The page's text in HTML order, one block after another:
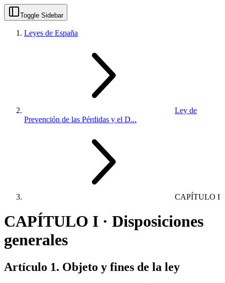
Toggle Sidebar
Leyes de España
Ley de
Prevención de las Pérdidas y el D...
CAPÍTULO I
CAPÍTULO I · Disposiciones
generales
Artículo 1. Objeto y fines de la ley